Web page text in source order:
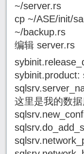
~/server.rs
cp ~/ASE/init/
~/backup.rs
编辑 server.rs
sybinit.product:
这里是我的数